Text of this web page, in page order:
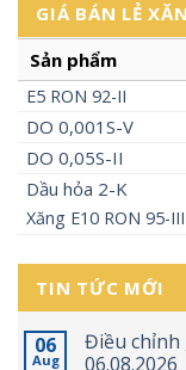
GIÁ BÁN LẺ
Sản phẩm
E5 RON 92-II
DO 0,001S-V
DO 0,05S-II
Dầu hỏa 2-K
Xăng E10 RON 95-III
TIN TỨC MỚI
06
Aug
Điều chỉnh
06.08.2026